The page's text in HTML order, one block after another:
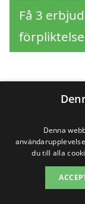
Få 3
Sök
Denna
du till alla